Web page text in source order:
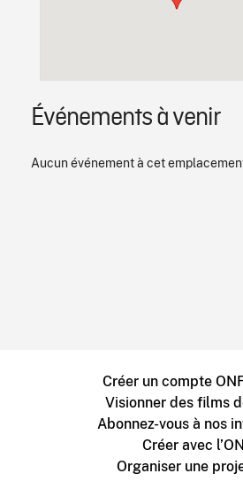
Événements à venir
Aucun événement à cet
Créer un compte
Visionner des films
Abonnez-vous à nos
Créer avec
Organiser une